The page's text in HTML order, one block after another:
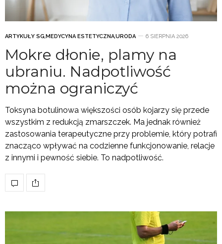
ARTYKUŁY SG,MEDYCYNA ESTETYCZNA,URODA 6 SIERPNIA 2026
Mokre dłonie, plamy na
ubraniu. Nadpotliwość
można ograniczyć
Toksyna botulinowa większości osób kojarzy się przede
wszystkim z redukcją zmarszczek. Ma jednak również
zastosowania terapeutyczne przy problemie, który potrafi
znacząco wpływać na codzienne funkcjonowanie, relacje
z innymi i pewność siebie. To nadpotliwość.